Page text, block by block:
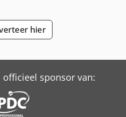
hier
sponsor van: